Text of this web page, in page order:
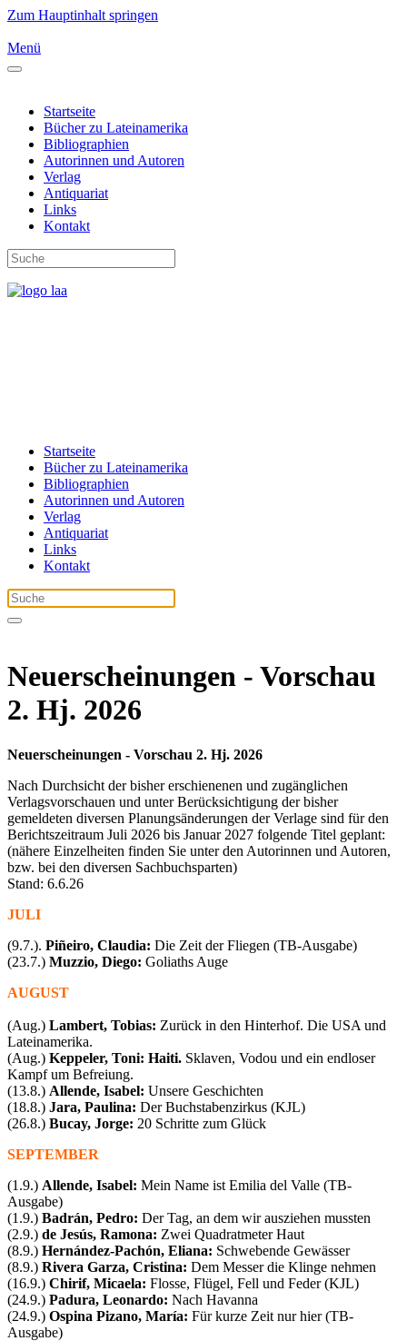
Zum Hauptinhalt springen
Menü
Startseite
Bücher zu Lateinamerika
Bibliographien
Autorinnen und Autoren
Verlag
Antiquariat
Links
Kontakt
Startseite
Bücher zu Lateinamerika
Bibliographien
Autorinnen und Autoren
Verlag
Antiquariat
Links
Kontakt
Neuerscheinungen - Vorschau
2. Hj. 2026
Neuerscheinungen - Vorschau 2. Hj. 2026
Nach Durchsicht der bisher erschienenen und zugänglichen
Verlagsvorschauen und unter Berücksichtigung der bisher
gemeldeten diversen Planungsänderungen der Verlage sind für den
Berichtszeitraum Juli 2026 bis Januar 2027 folgende Titel geplant:
(nähere Einzelheiten finden Sie unter den Autorinnen und Autoren,
bzw. bei den diversen Sachbuchsparten)
Stand: 6.6.26
JULI
(9.7.). Piñeiro, Claudia: Die Zeit der Fliegen (TB-Ausgabe)
(23.7.) Muzzio, Diego: Goliaths Auge
AUGUST
(Aug.) Lambert, Tobias: Zurück in den Hinterhof. Die USA und
Lateinamerika.
(Aug.) Keppeler, Toni: Haiti. Sklaven, Vodou und ein endloser
Kampf um Befreiung.
(13.8.) Allende, Isabel: Unsere Geschichten
(18.8.) Jara, Paulina: Der Buchstabenzirkus (KJL)
(26.8.) Bucay, Jorge: 20 Schritte zum Glück
SEPTEMBER
(1.9.) Allende, Isabel: Mein Name ist Emilia del Valle (TB-
Ausgabe)
(1.9.) Badrán, Pedro: Der Tag, an dem wir ausziehen mussten
(2.9.) de Jesús, Ramona: Zwei Quadratmeter Haut
(8.9.) Hernández-Pachón, Eliana: Schwebende Gewässer
(8.9.) Rivera Garza, Cristina: Dem Messer die Klinge nehmen
(16.9.) Chirif, Micaela: Flosse, Flügel, Fell und Feder (KJL)
(24.9.) Padura, Leonardo: Nach Havanna
(24.9.) Ospina Pizano, María: Für kurze Zeit nur hier (TB-
Ausgabe)